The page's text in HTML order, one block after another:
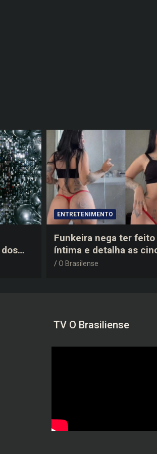
ENTRETENIMENTO
Funkeira nega ter
íntima e detalha as
plásticas que realizou
O Brasilense
TV O Brasiliense